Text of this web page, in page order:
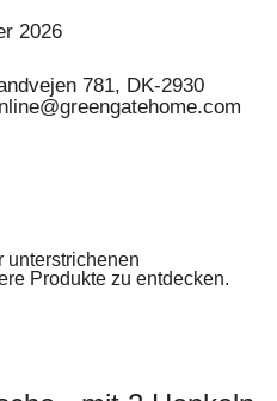
2026
781, DK-2930
unterstrichenen
Produkte zu entdecken.